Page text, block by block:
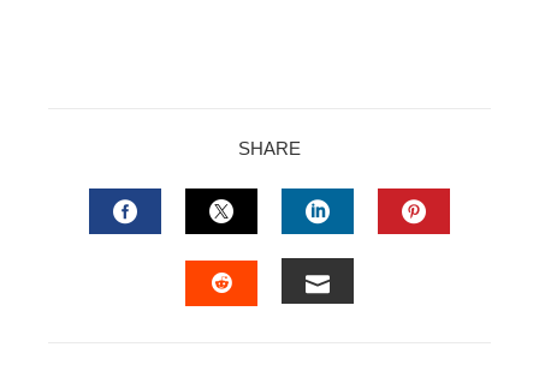
SHARE
FACEBOOKTWITTERLINKEDIN